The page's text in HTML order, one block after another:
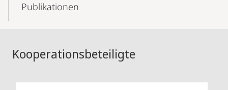
Publikationen
Kooperationsbeteiligte